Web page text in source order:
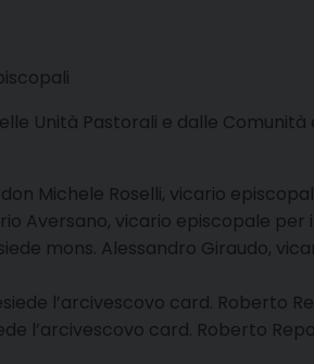
Unità Pastorali e dalle
Michele Roselli, vicario
Aversano, vicario episcopale
mons. Alessandro Giraudo,
l’arcivescovo card. Roberto
l’arcivescovo card. Roberto